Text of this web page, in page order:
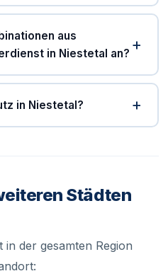
aus
in Niestetal an?
in Niestetal?
Städten
in der gesamten Region